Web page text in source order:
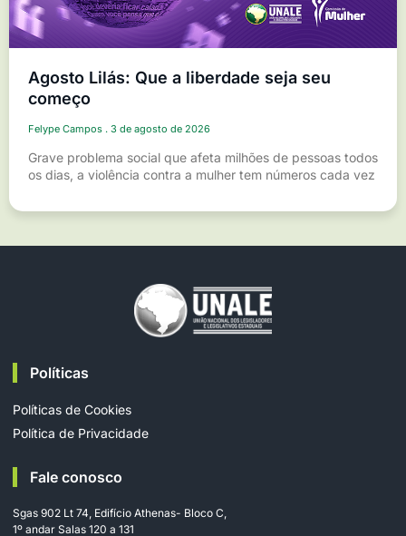
Agosto Lilás: Que a liberdade seja seu
começo
Felype Campos 3 de agosto de 2026
Grave problema social que afeta milhões de pessoas todos
os dias, a violência contra a mulher tem números cada vez
Políticas
Políticas de Cookies
Política de Privacidade
Fale conosco
Sgas 902 Lt 74, Edifício Athenas- Bloco C,
1º andar Salas 120 a 131